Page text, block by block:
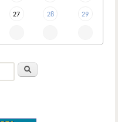
27 28 29